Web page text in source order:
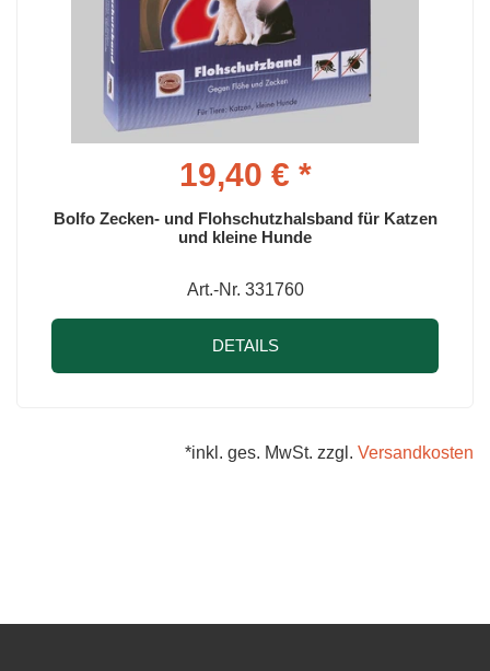
19,40 € *
Bolfo Zecken- und Flohschutzhalsband für Katzen
und kleine Hunde
Art.-Nr. 331760
DETAILS
*inkl. ges. MwSt. zzgl. Versandkosten